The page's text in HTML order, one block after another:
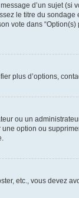
d’un sujet (si
le titre du
dans
plus d’options,
ou un
option ou
etc., vous devez